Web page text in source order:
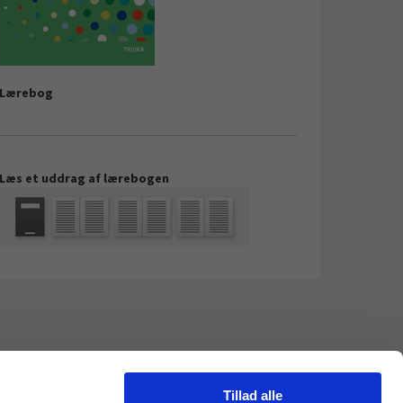
Tillad alle
Lærebog
Læs et uddrag af lærebogen